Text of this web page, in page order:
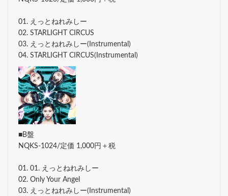
01. えっとねれみしー
02. STARLIGHT CIRCUS
03. えっとねれみしー(Instrumental)
04. STARLIGHT CIRCUS(Instrumental)
■B盤
NQKS-1024/定価 1,000円＋税
01. 01. えっとねれみしー
02. Only Your Angel
03. えっとねれみしー(Instrumental)